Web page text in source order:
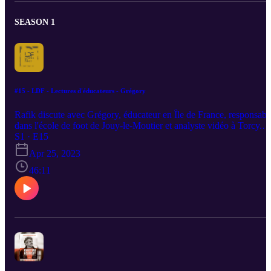
SEASON 1
#15 - LDF - Lectures d'éducateurs - Grégory
Rafik discute avec Grégory, éducateur en Île de France,
dans l'école de foot de Jouy-le-Moutier et analyste vidéo à Torcy.
Au programme, comme toujours, la part de la littérature
footballistique et sportive dans l'éducation des footballeurs, mais
aussi projet de jeu, actualité et parcours !Twitter :
https://twitter.com/FootLivres Instagram :
https://www.instagram.com/footlivres/
S1 · E15
Apr 25, 2023
46:11